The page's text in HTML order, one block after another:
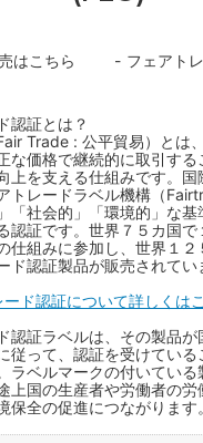
はこちら フェアト
認証とは？
Trade : 公平貿易）とは
な価格で継続的に取引す
上を支える仕組みです。
トレードラベル機構（
「社会的」「環境的」な
認証です。世界７５カ国で
仕組みに参加し、世界１
ド認証製品が販売されて
ド認証について詳しくは
認証ラベルは、その製品が
従って、認証を受けてい
ラベルマークの付いている
上国の生産者や労働者の労
保全の促進につながります。